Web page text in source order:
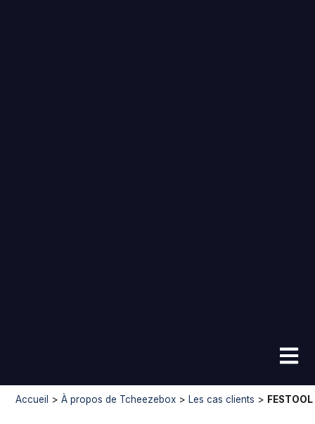
Accueil >À propos de Tcheezebox >Les cas clients > FESTOOL